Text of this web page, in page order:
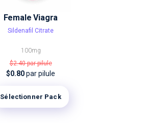
Female Viagra
Sildenafil Citrate
100mg
$2.40par pilule
$0.80par pilule
Sélectionner Pack